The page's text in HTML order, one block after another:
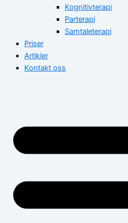
Kognitivterapi
Parterapi
Samtaleterapi
Priser
Artikler
Kontakt oss